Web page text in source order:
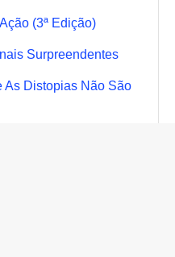
(3ª Edição)
Surpreendentes
As Distopias Não São